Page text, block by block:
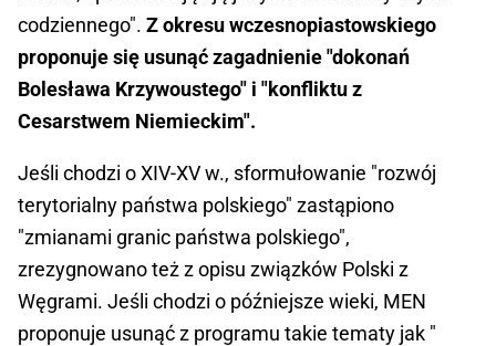
codziennego". Z okresu wczesnopiastowskiego
proponuje się usunąć zagadnienie "dokonań
Bolesława Krzywoustego" i "konfliktu z
Cesarstwem Niemieckim".
Jeśli chodzi o XIV-XV w., sformułowanie "rozwój
terytorialny państwa polskiego" zastąpiono
"zmianami granic państwa polskiego",
zrezygnowano też z opisu związków Polski z
Węgrami. Jeśli chodzi o późniejsze wieki, MEN
proponuje usunąć z programu takie tematy jak "